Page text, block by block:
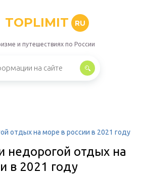
TOPLIMIT RU
и путешествиях по России
отдых на море в россии в 2021 году
недорогой отдых на
в 2021 году